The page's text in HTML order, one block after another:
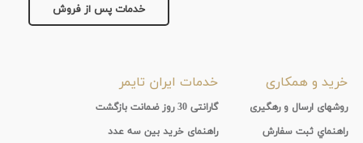
خدمات پس از فروش
خرید و همکاری
روشهای ارسال و رهگیری
راهنماي ثبت سفارش
خدمات ایران تایمر
گارانتی 30 روز ضمانت بازگشت
راهنمای خرید بین سه عدد